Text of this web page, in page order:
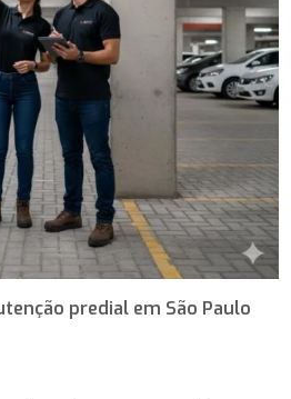
predial em São Paulo